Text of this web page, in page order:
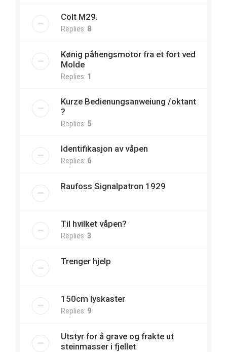
Colt M29.
Replies: 8
Kønig påhengsmotor fra et fort ved
Molde
Replies: 1
Kurze Bedienungsanweiung /oktant
?
Replies: 5
Identifikasjon av våpen
Replies: 6
Raufoss Signalpatron 1929
Til hvilket våpen?
Replies: 3
Trenger hjelp
150cm lyskaster
Replies: 9
Utstyr for å grave og frakte ut
steinmasser i fjellet